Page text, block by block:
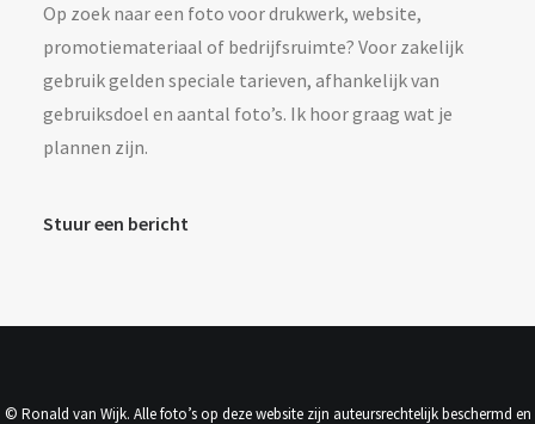
Op zoek naar een foto voor drukwerk, website,
promotiemateriaal of bedrijfsruimte? Voor zakelijk
gebruik gelden speciale tarieven, afhankelijk van
gebruiksdoel en aantal foto’s. Ik hoor graag wat je
plannen zijn.
Stuur een bericht
© Ronald van Wijk. Alle foto’s op deze website zijn auteursrechtelijk beschermd en